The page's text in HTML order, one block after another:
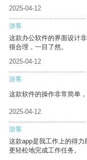
2025-04-12
游客
这款办公软件的界面设计
很合理，一目了然。
2025-04-12
游客
这款软件的操作非常简单
2025-04-12
游客
这款app是我工作上的得
更轻松地完成工作任务。